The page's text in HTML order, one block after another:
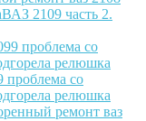
ВАЗ 2109 часть 2.
проблема со
релюшка
ремонт ваз